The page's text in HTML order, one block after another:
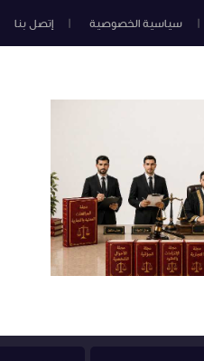
سياسية الخصوصية إتصل بنا